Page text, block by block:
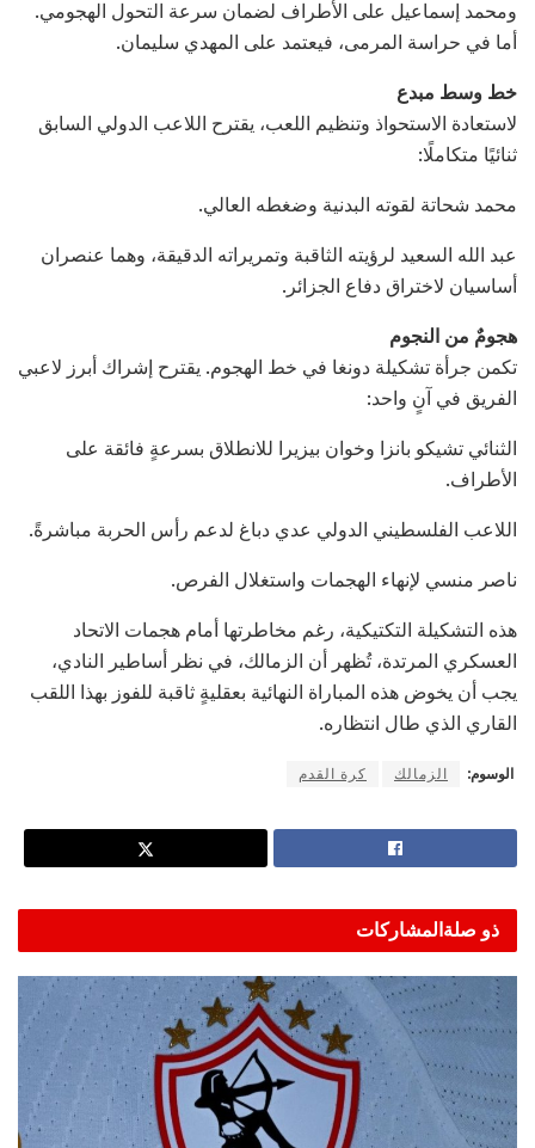
ومحمد إسماعيل على الأطراف لضمان سرعة التحول الهجومي.
أما في حراسة المرمى، فيعتمد على المهدي سليمان.
خط وسط مبدع
لاستعادة الاستحواذ وتنظيم اللعب، يقترح اللاعب الدولي السابق
ثنائيًا متكاملًا:
محمد شحاتة لقوته البدنية وضغطه العالي.
عبد الله السعيد لرؤيته الثاقبة وتمريراته الدقيقة، وهما عنصران
أساسيان لاختراق دفاع الجزائر.
هجومٌ من النجوم
تكمن جرأة تشكيلة دونغا في خط الهجوم. يقترح إشراك أبرز لاعبي
الفريق في آنٍ واحد:
الثنائي تشيكو بانزا وخوان بيزيرا للانطلاق بسرعةٍ فائقة على
الأطراف.
اللاعب الفلسطيني الدولي عدي دباغ لدعم رأس الحربة مباشرةً.
ناصر منسي لإنهاء الهجمات واستغلال الفرص.
هذه التشكيلة التكتيكية، رغم مخاطرتها أمام هجمات الاتحاد
العسكري المرتدة، تُظهر أن الزمالك، في نظر أساطير النادي،
يجب أن يخوض هذه المباراة النهائية بعقليةٍ ثاقبة للفوز بهذا اللقب
القاري الذي طال انتظاره.
الوسوم: الزمالك كرة القدم
ذو صلةالمشاركات